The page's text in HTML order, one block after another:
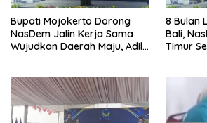
Bupati Mojokerto Dorong
NasDem Jalin Kerja Sama
Wujudkan Daerah Maju, Adil,
8 Bulan
Bali,
Timur